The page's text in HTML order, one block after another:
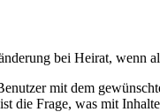
bei Heirat, wenn
mit dem
die Frage, was mit